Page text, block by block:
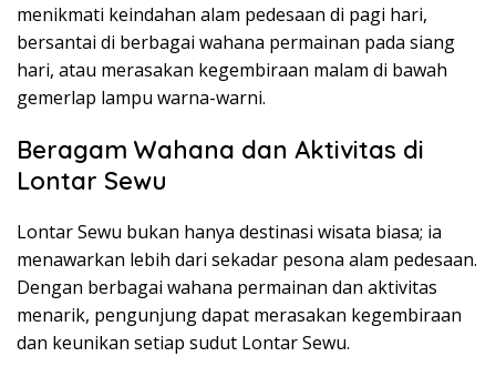
menikmati keindahan alam pedesaan di pagi hari,
bersantai di berbagai wahana permainan pada siang
hari, atau merasakan kegembiraan malam di bawah
gemerlap lampu warna-warni.
Beragam Wahana dan Aktivitas di
Lontar Sewu
Lontar Sewu bukan hanya destinasi wisata biasa; ia
menawarkan lebih dari sekadar pesona alam pedesaan.
Dengan berbagai wahana permainan dan aktivitas
menarik, pengunjung dapat merasakan kegembiraan
dan keunikan setiap sudut Lontar Sewu.